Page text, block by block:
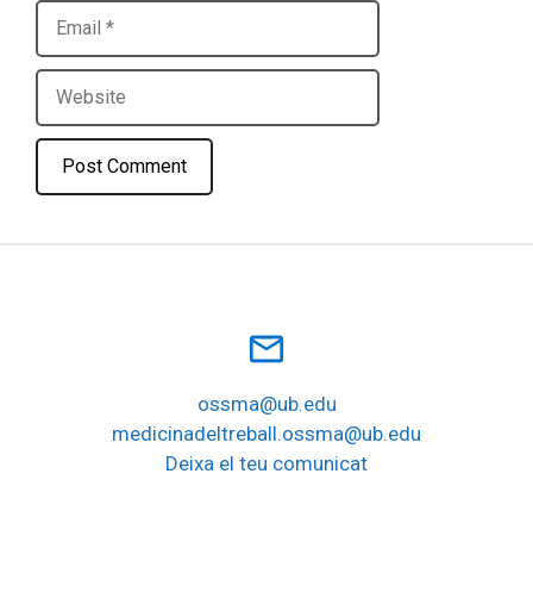
Email
Website
mail_outline
ossma@ub.edu
medicinadeltreball.ossma@ub.edu
Deixa el teu comunicat